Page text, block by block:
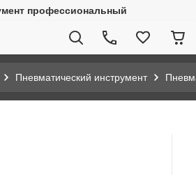
профессиональный
Пневматический инструмент